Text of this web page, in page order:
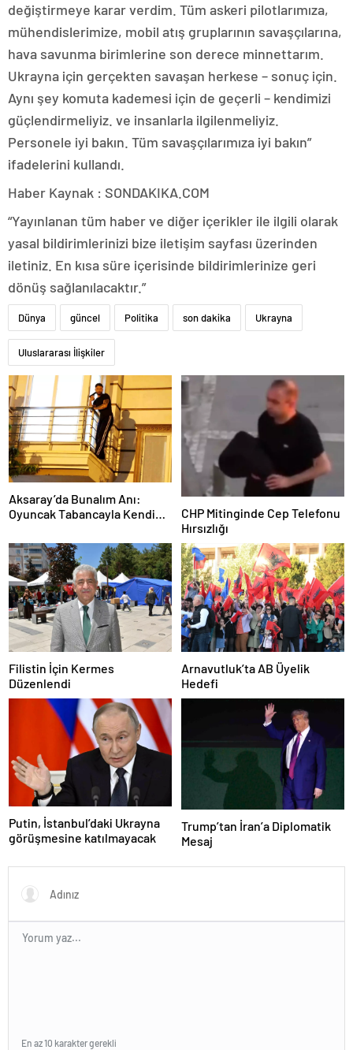
değiştirmeye karar verdim. Tüm askeri pilotlarımıza,
mühendislerimize, mobil atış gruplarının savaşçılarına,
hava savunma birimlerine son derece minnettarım.
Ukrayna için gerçekten savaşan herkese – sonuç için.
Aynı şey komuta kademesi için de geçerli – kendimizi
güçlendirmeliyiz. ve insanlarla ilgilenmeliyiz.
Personele iyi bakın. Tüm savaşçılarımıza iyi bakın”
ifadelerini kullandı.
Haber Kaynak : SONDAKIKA.COM
“Yayınlanan tüm haber ve diğer içerikler ile ilgili olarak
yasal bildirimlerinizi bize iletişim sayfası üzerinden
iletiniz. En kısa süre içerisinde bildirimlerinize geri
dönüş sağlanılacaktır.”
Dünya güncel Politika son dakika Ukrayna
Uluslararası İlişkiler
Aksaray’da Bunalım Anı:
Oyuncak Tabancayla Kendine
CHP Mitinginde Cep Telefonu
Hırsızlığı
Filistin İçin Kermes
Düzenlendi
Arnavutluk’ta AB Üyelik
Hedefi
Putin, İstanbul’daki Ukrayna
görüşmesine katılmayacak
Trump’tan İran’a Diplomatik
Mesaj
En az 10 karakter gerekli